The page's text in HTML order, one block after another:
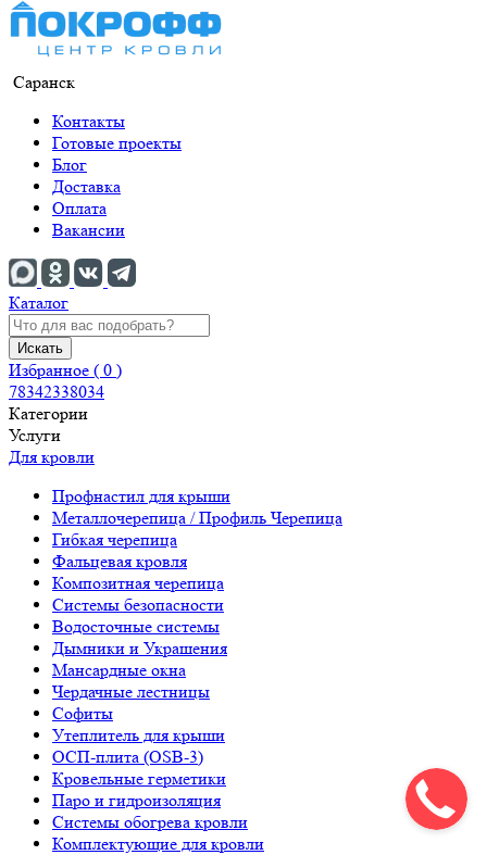
Саранск
Контакты
Готовые проекты
Блог
Доставка
Оплата
Вакансии
Каталог
Искать
Избранное ( 0 )
78342338034
Категории
Услуги
Для кровли
Профнастил для крыши
Металлочерепица / Профиль Черепица
Гибкая черепица
Фальцевая кровля
Композитная черепица
Системы безопасности
Водосточные системы
Дымники и Украшения
Мансардные окна
Чердачные лестницы
Софиты
Утеплитель для крыши
ОСП-плита (OSB-3)
Кровельные герметики
Паро и гидроизоляция
Системы обогрева кровли
Комплектующие для кровли